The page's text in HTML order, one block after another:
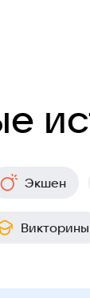
Экшен
Викторины